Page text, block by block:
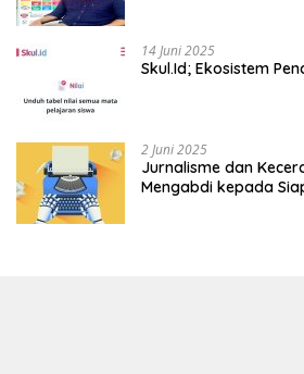
14 Juni 2025
Skul.Id; Ekosistem
2 Juni 2025
Jurnalisme dan
Mengabdi kepada